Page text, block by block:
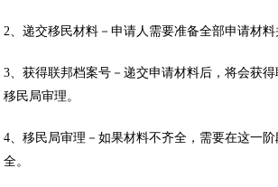
2、递交移民材料－申请人需要准备全部申请材料
3、获得联邦档案号－递交申请材料后，将会获
移民局审理。
4、移民局审理－如果材料不齐全，需要在这一
全。